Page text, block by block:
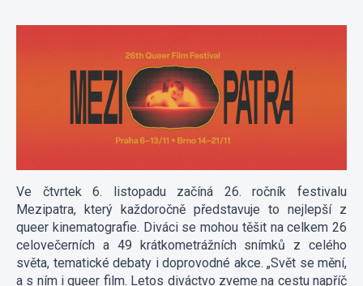
Ve čtvrtek 6. listopadu začíná 26. ročník festivalu
Mezipatra, který každoročně představuje to nejlepší z
queer kinematografie. Diváci se mohou těšit na celkem 26
celovečerních a 49 krátkometrážních snímků z celého
světa, tematické debaty i doprovodné akce. „Svět se mění,
a s ním i queer film. Letos diváctvo zveme na cestu napříč